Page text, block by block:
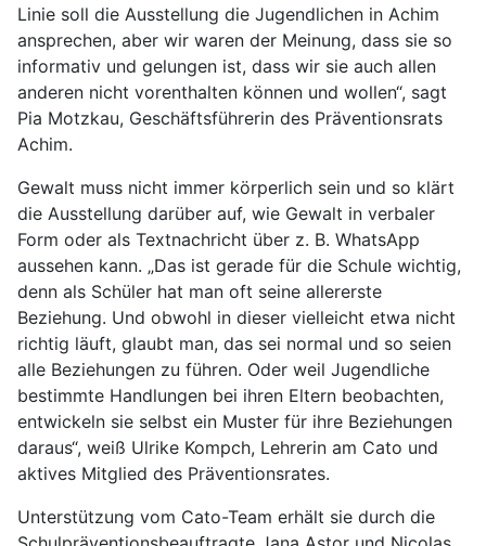
Linie soll die Ausstellung die Jugendlichen in Achim
ansprechen, aber wir waren der Meinung, dass sie so
informativ und gelungen ist, dass wir sie auch allen
anderen nicht vorenthalten können und wollen“, sagt
Pia Motzkau, Geschäftsführerin des Präventionsrats
Achim.
Gewalt muss nicht immer körperlich sein und so klärt
die Ausstellung darüber auf, wie Gewalt in verbaler
Form oder als Textnachricht über z. B. WhatsApp
aussehen kann. „Das ist gerade für die Schule wichtig,
denn als Schüler hat man oft seine allererste
Beziehung. Und obwohl in dieser vielleicht etwa nicht
richtig läuft, glaubt man, das sei normal und so seien
alle Beziehungen zu führen. Oder weil Jugendliche
bestimmte Handlungen bei ihren Eltern beobachten,
entwickeln sie selbst ein Muster für ihre Beziehungen
daraus“, weiß Ulrike Kompch, Lehrerin am Cato und
aktives Mitglied des Präventionsrates.
Unterstützung vom Cato-Team erhält sie durch die